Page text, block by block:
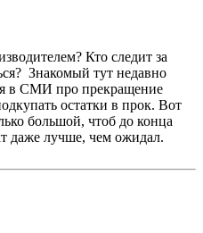
Кто следит за
Знакомый тут недавно
в СМИ про прекращение
остатки в прок. Вот
большой, чтоб до конца
даже лучше, чем ожидал.